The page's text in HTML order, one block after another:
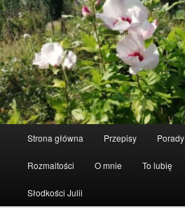
Strona główna Przepisy Porady
Rozmaitości O mnie To lubię
Słodkości Julii